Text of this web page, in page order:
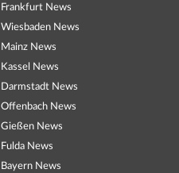
Frankfurt News
Wiesbaden News
Mainz News
Kassel News
Darmstadt News
Offenbach News
Gießen News
Fulda News
Bayern News